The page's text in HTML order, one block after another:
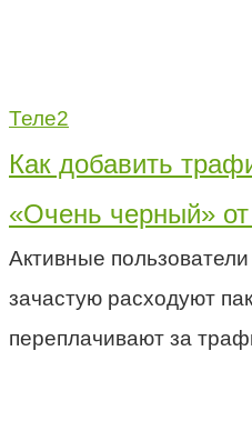
Теле2
Как добавить
«Очень черный»
Активные
зачастую расходуют
переплачивают за